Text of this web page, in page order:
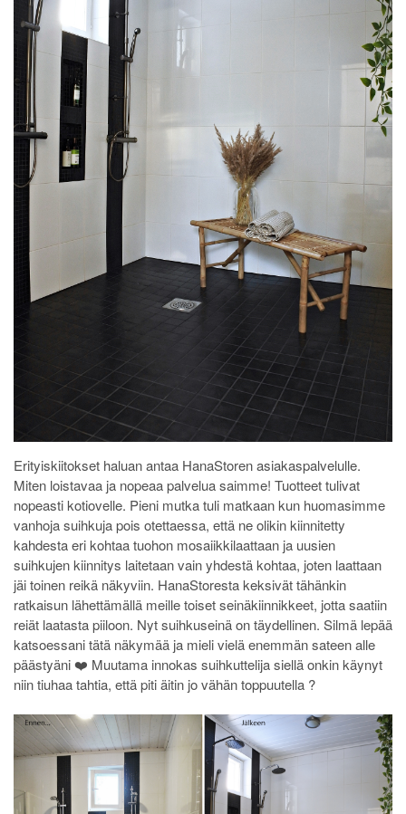
Erityiskiitokset haluan antaa HanaStoren asiakaspalvelulle.
Miten loistavaa ja nopeaa palvelua saimme! Tuotteet tulivat
nopeasti kotiovelle. Pieni mutka tuli matkaan kun huomasimme
vanhoja suihkuja pois otettaessa, että ne olikin kiinnitetty
kahdesta eri kohtaa tuohon mosaiikkilaattaan ja uusien
suihkujen kiinnitys laitetaan vain yhdestä kohtaa, joten laattaan
jäi toinen reikä näkyviin. HanaStoresta keksivät tähänkin
ratkaisun lähettämällä meille toiset seinäkiinnikkeet, jotta saatiin
reiät laatasta piiloon. Nyt suihkuseinä on täydellinen. Silmä lepää
katsoessani tätä näkymää ja mieli vielä enemmän sateen alle
päästyäni ❤️ Muutama innokas suihkuttelija siellä onkin käynyt
niin tiuhaa tahtia, että piti äitin jo vähän toppuutella ?